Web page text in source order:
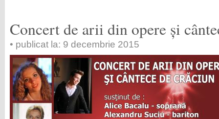
Concert de arii din opere și
• publicat la: 9 decembrie 2015